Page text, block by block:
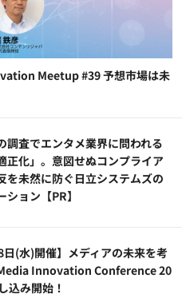
Meetup #39 予想市場は未
調査でエンタメ業界に問われる
正化」。意図せぬコンプライア
を未然に防ぐ日立システムズの
ション​【PR】
日(水)開催】メディアの未来を考
Innovation Conference 20
込み開始！